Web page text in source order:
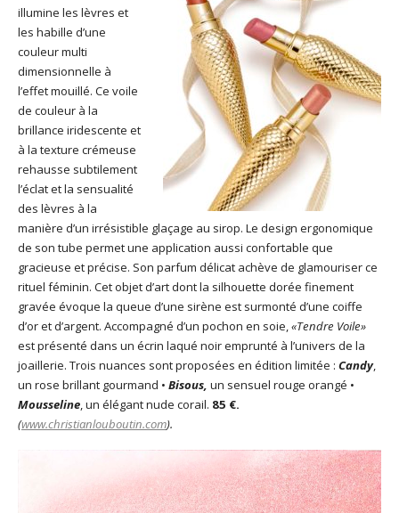
illumine les lèvres et
les habille d’une
couleur multi
dimensionnelle à
l’effet mouillé. Ce voile
de couleur à la
brillance iridescente et
à la texture crémeuse
rehausse subtilement
l’éclat et la sensualité
des lèvres à la
manière d’un irrésistible glaçage au sirop. Le design ergonomique
de son tube permet une application aussi confortable que
gracieuse et précise. Son parfum délicat achève de glamouriser ce
rituel féminin. Cet objet d’art dont la silhouette dorée finement
gravée évoque la queue d’une sirène est surmonté d’une coiffe
d’or et d’argent. Accompagné d’un pochon en soie,«Tendre Voile»
est présenté dans un écrin laqué noir emprunté à l’univers de la
joaillerie. Trois nuances sont proposées en édition limitée : Candy,
un rose brillant gourmand • Bisous, un sensuel rouge orangé •
Mousseline, un élégant nude corail. 85 €.
(www.christianlouboutin.com).